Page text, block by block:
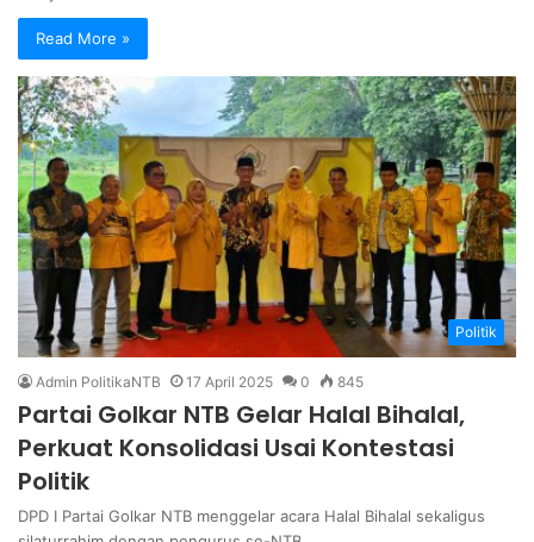
Read More »
Politik
Admin PolitikaNTB 17 April 2025 0 845
Partai Golkar NTB Gelar Halal Bihalal,
Perkuat Konsolidasi Usai Kontestasi
Politik
DPD I Partai Golkar NTB menggelar acara Halal Bihalal sekaligus